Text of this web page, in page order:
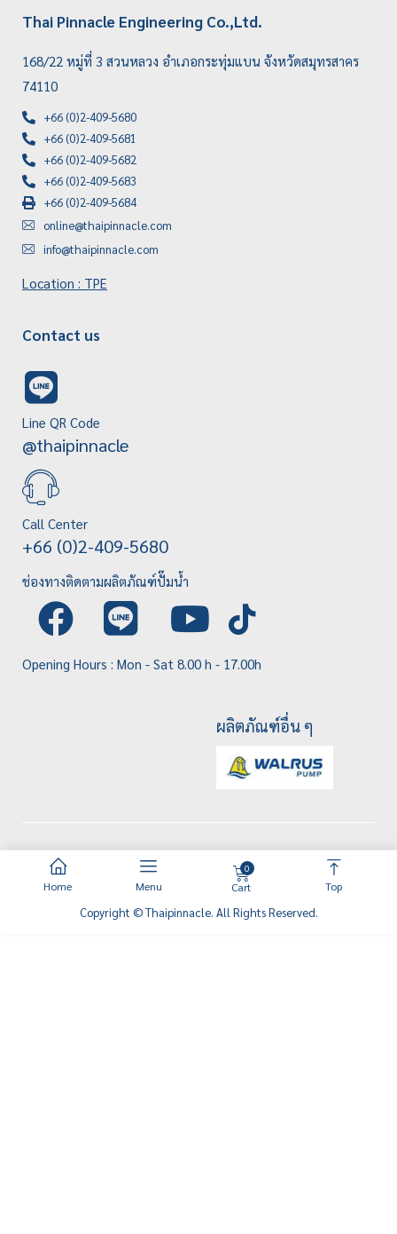
Thai Pinnacle Engineering Co.,Ltd.
168/22 หมู่ที่ 3 สวนหลวง อำเภอกระทุ่มแบน จังหวัดสมุทรสาคร
74110
+66 (0)2-409-5680
+66 (0)2-409-5681
+66 (0)2-409-5682
+66 (0)2-409-5683
+66 (0)2-409-5684
online@thaipinnacle.com
info@thaipinnacle.com
Location : TPE
Contact us
Line QR Code
@thaipinnacle
Call Center
+66 (0)2-409-5680
ช่องทางติดตามผลิตภัณฑ์ปั๊มน้ำ
Opening Hours : Mon - Sat 8.00 h - 17.00h
ผลิตภัณฑ์อื่น ๆ
Home Menu
0
Cart Top
Copyright © Thaipinnacle. All Rights Reserved.